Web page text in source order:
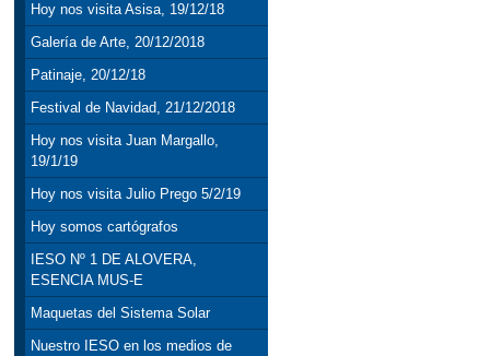
Hoy nos visita Asisa, 19/12/18
Galería de Arte, 20/12/2018
Patinaje, 20/12/18
Festival de Navidad, 21/12/2018
Hoy nos visita Juan Margallo,
19/1/19
Hoy nos visita Julio Prego 5/2/19
Hoy somos cartógrafos
IESO Nº 1 DE ALOVERA,
ESENCIA MUS-E
Maquetas del Sistema Solar
Nuestro IESO en los medios de